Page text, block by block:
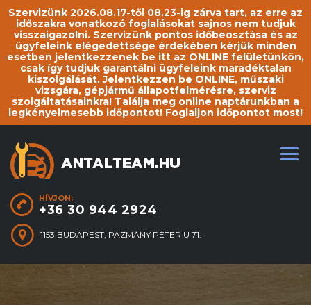
Szervizünk 2026.08.17-től 08.23-ig zárva tart, az erre az
időszakra vonatkozó foglalásokat sajnos nem tudjuk
visszaigazolni. Szervizünk pontos időbeosztása és az
ügyfeleink elégedettsége érdekében kérjük minden
esetben jelentkezzenek be itt az ONLINE felületünkön,
csak így tudjuk garantálni ügyfeleink maradéktalan
kiszolgálását. Jelentkezzen be ONLINE, műszaki
vizsgára, gépjármű állapotfelmérésre, szerviz
szolgáltatásainkra! Találja meg online naptárunkban a
legkényelmesebb időpontot! Foglaljon időpontot most!
HÍVJON:
+36 30 944 2924
1153 BUDAPEST, PÁZMÁNY PÉTER U 71.